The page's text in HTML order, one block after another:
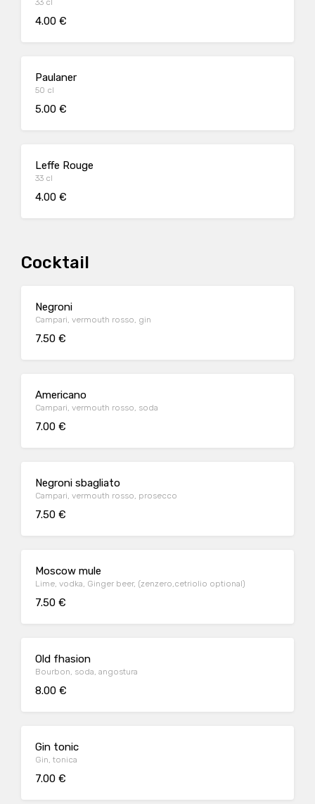
33 cl
4.00 €
Paulaner
50 cl
5.00 €
Leffe Rouge
33 cl
4.00 €
Cocktail
Negroni
Campari, vermouth rosso, gin
7.50 €
Americano
Campari, vermouth rosso, soda
7.00 €
Negroni sbagliato
Campari, vermouth rosso, prosecco
7.50 €
Moscow mule
Lime, vodka, Ginger beer, (zenzero,cetriolio optional)
7.50 €
Old fhasion
Bourbon, soda, angostura
8.00 €
Gin tonic
Gin, tonica
7.00 €